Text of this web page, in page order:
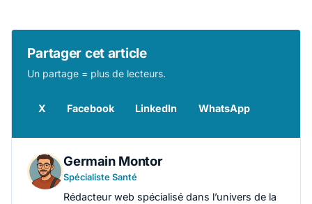
Partager cet article
Un partage = plus de lecteurs.
X Facebook LinkedIn WhatsApp
Germain Montor
Spécialiste Santé
Rédacteur web spécialisé dans l’univers de la